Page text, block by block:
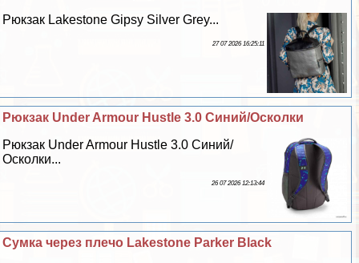
Рюкзак Lakestone Gipsy Silver Grey...
27 07 2026 16:25:11
Рюкзак Under Armour Hustle 3.0 Синий/Осколки
Рюкзак Under Armour Hustle 3.0 Синий/
Осколки...
26 07 2026 12:13:44
Сумка через плечо Lakestone Parker Black